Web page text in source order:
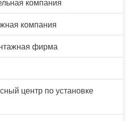
компания
компания
фирма
центр по установке